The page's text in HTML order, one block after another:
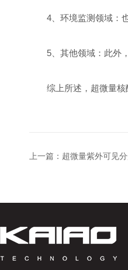
4、环境监测领域：也
5、其他领域：此外，
综上所述，超微量核酸
上一篇： 超微量紫外可见